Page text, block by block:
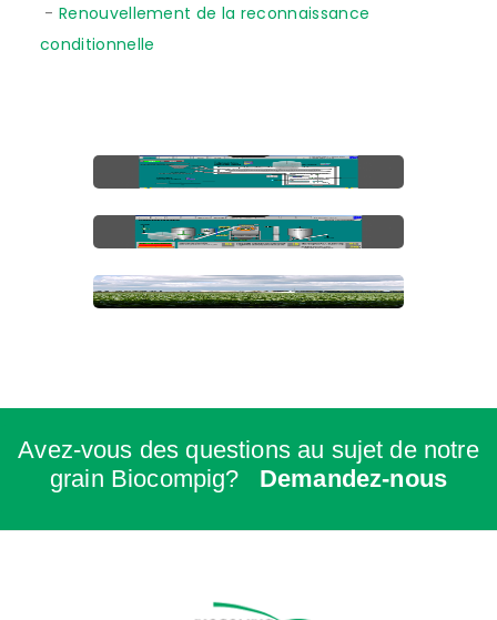
- Renouvellement de la reconnaissance
conditionnelle
Avez-vous des questions au sujet de notre
grain Biocompig? Demandez-nous